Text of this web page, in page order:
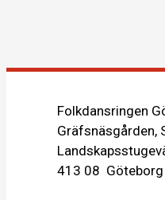
Folkdansringen
Gräfsnäsgården,
413 08 Göteborg